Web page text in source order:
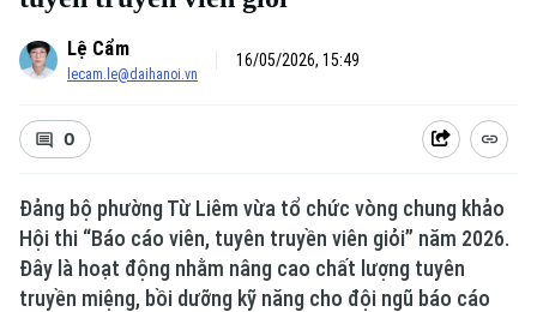
Lệ Cẩm
lecam.le@daihanoi.vn
16/05/2026, 15:49
0
Đảng bộ phường Từ Liêm vừa tổ chức vòng chung khảo
Hội thi “Báo cáo viên, tuyên truyền viên giỏi” năm 2026.
Đây là hoạt động nhằm nâng cao chất lượng tuyên
truyền miệng, bồi dưỡng kỹ năng cho đội ngũ báo cáo